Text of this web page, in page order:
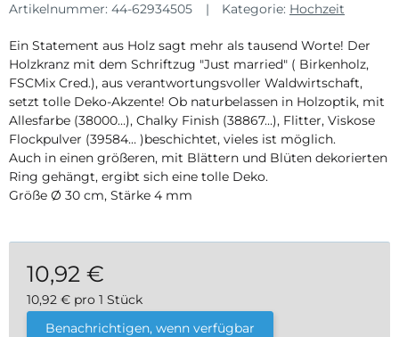
Artikelnummer: 44-62934505 Kategorie: Hochzeit
Ein Statement aus Holz sagt mehr als tausend Worte! Der
Holzkranz mit dem Schriftzug "Just married" ( Birkenholz,
FSCMix Cred.), aus verantwortungsvoller Waldwirtschaft,
setzt tolle Deko-Akzente! Ob naturbelassen in Holzoptik, mit
Allesfarbe (38000…), Chalky Finish (38867…), Flitter, Viskose
Flockpulver (39584… )beschichtet, vieles ist möglich.
Auch in einen größeren, mit Blättern und Blüten dekorierten
Ring gehängt, ergibt sich eine tolle Deko.
Größe Ø 30 cm, Stärke 4 mm
10,92 €
10,92 € pro 1 Stück
inkl. 19% USt. , zzgl.
Benachrichtigen, wenn verfügbar